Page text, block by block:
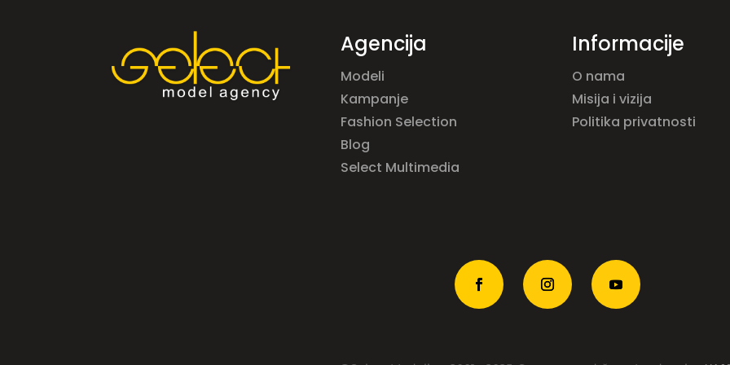
Agencija
Modeli
Kampanje
Fashion Selection
Blog
Select Multimedia
Informacije
O nama
Misija i vizija
Politika privatnosti